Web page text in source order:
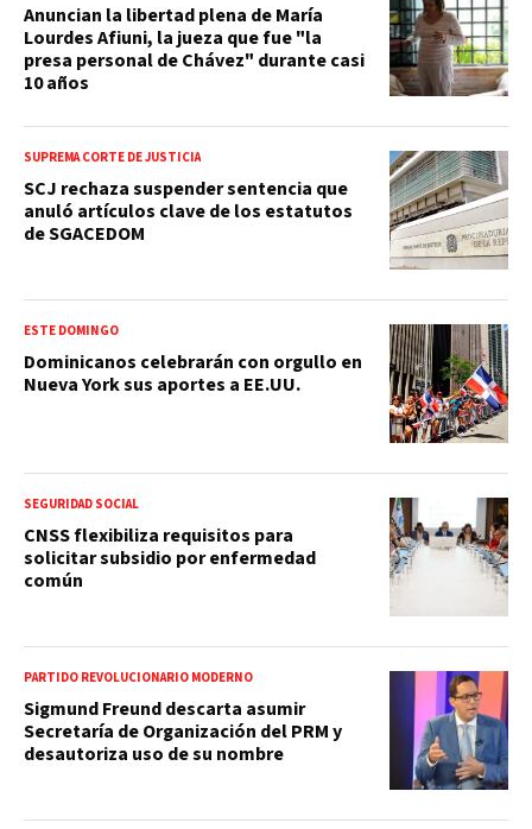
Anuncian la libertad plena de María
Lourdes Afiuni, la jueza que fue "la
presa personal de Chávez" durante casi
10 años
SUPREMA CORTE DE JUSTICIA
SCJ rechaza suspender sentencia que
anuló artículos clave de los estatutos
de SGACEDOM
ESTE DOMINGO
Dominicanos celebrarán con orgullo en
Nueva York sus aportes a EE.UU.
SEGURIDAD SOCIAL
CNSS flexibiliza requisitos para
solicitar subsidio por enfermedad
común
PARTIDO REVOLUCIONARIO MODERNO
Sigmund Freund descarta asumir
Secretaría de Organización del PRM y
desautoriza uso de su nombre